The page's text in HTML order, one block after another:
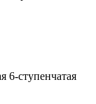
6-ступенчатая